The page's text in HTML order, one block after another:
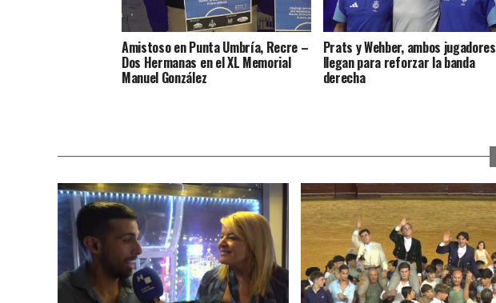
Amistoso en Punta Umbría, Recre –
Dos Hermanas en el XL Memorial
Manuel González
Prats y Wehber, ambos jugadores
llegan para reforzar la banda
derecha